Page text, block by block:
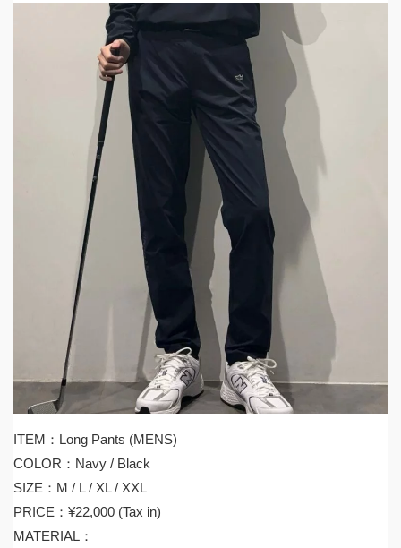
ITEM：Long Pants (MENS)
COLOR：Navy / Black
SIZE：M / L / XL / XXL
PRICE：¥22,000 (Tax in)
MATERIAL：